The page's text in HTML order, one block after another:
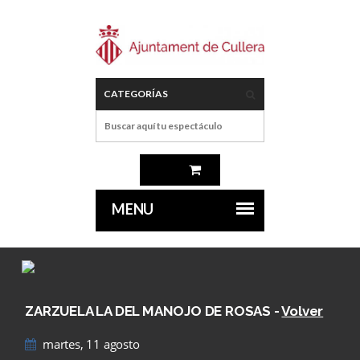
ZARZUELA LA DEL MANOJO DE ROSAS -Volver
martes, 11 agosto